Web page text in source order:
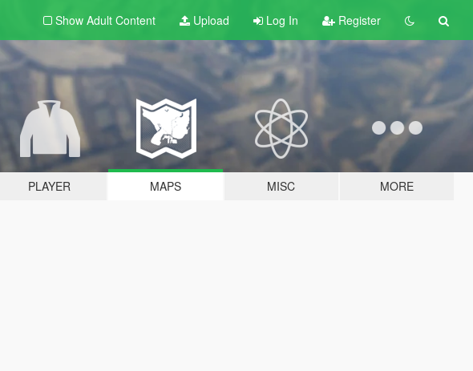
Show Adult Content Upload Log In Register
PLAYER MAPS MISC MORE